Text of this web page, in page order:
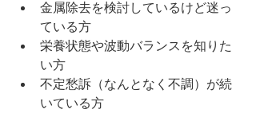
金属除去を検討しているけど迷っ
ている方
栄養状態や波動バランスを知りた
い方
不定愁訴（なんとなく不調）が続
いている方